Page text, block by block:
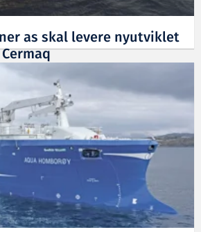
as skal levere nyutviklet